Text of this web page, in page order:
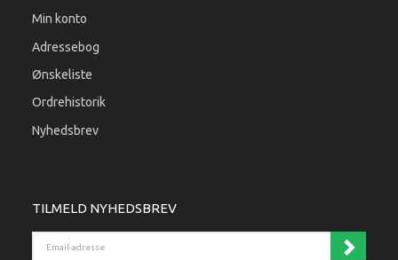
Min konto
Adressebog
Ønskeliste
Ordrehistorik
Nyhedsbrev
TILMELD NYHEDSBREV